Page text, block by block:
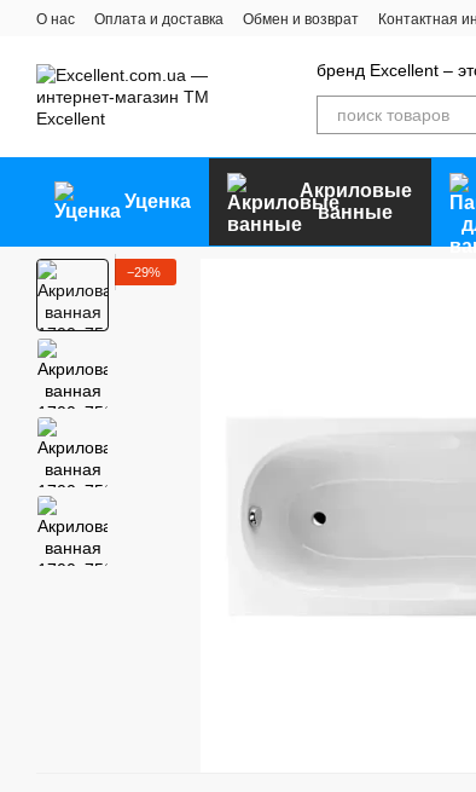
Перейти к основному контенту
О нас Оплата и доставка Обмен и возврат Контактная
бренд Excellent –
Уценка
Акриловые
ванные
−29%